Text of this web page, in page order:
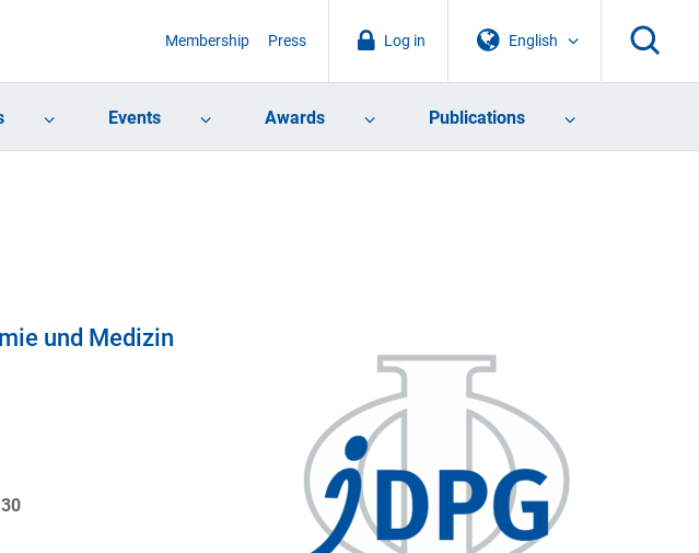
English
Log in
Membership Press
Events Awards Publications
und Medizin